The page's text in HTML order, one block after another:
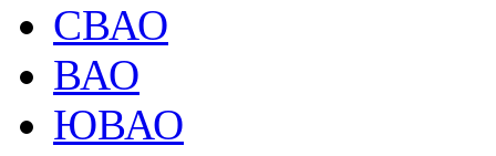
СВАО
ВАО
ЮВАО